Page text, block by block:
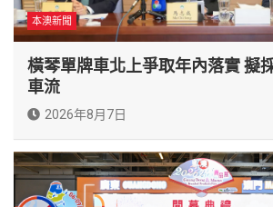
本澳新聞
橫琴單牌車北上爭取年內落實 擬
車流
2026年8月7日